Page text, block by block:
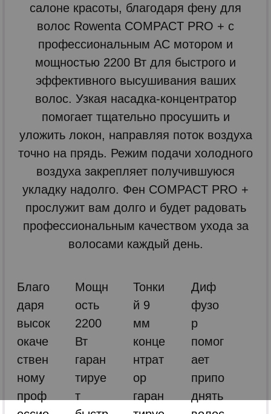
салоне красоты, благодаря фену для
волос Rowenta COMPACT PRO + с
профессиональным АС мотором и
мощностью 2200 Вт для быстрого и
эффективного высушивания ваших
волос. Узкая насадка-концентратор
помогает тщательно просушить и
уложить локон, направляя поток воздуха
точно на прядь. Режим подачи холодного
воздуха закрепляет получившуюся
укладку надолго. Фен COMPACT PRO +
прослужит вам долго и будет радовать
профессиональным качеством ухода за
волосами каждый день.
Благо
даря
высок
окаче
ствен
ному
проф
Мощн
ость
2200
Вт
гаран
тируе
т
Тонки
й 9
мм
конце
нтрат
ор
гаран
Диф
фузо
р
помог
ает
припо
днять